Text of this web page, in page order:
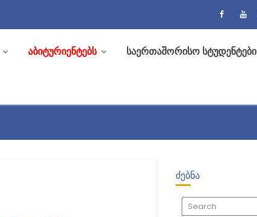
აბიტურიენტებს საერთაშორისო სტუდენტები
ᲫᲔᲑᲜᲐ